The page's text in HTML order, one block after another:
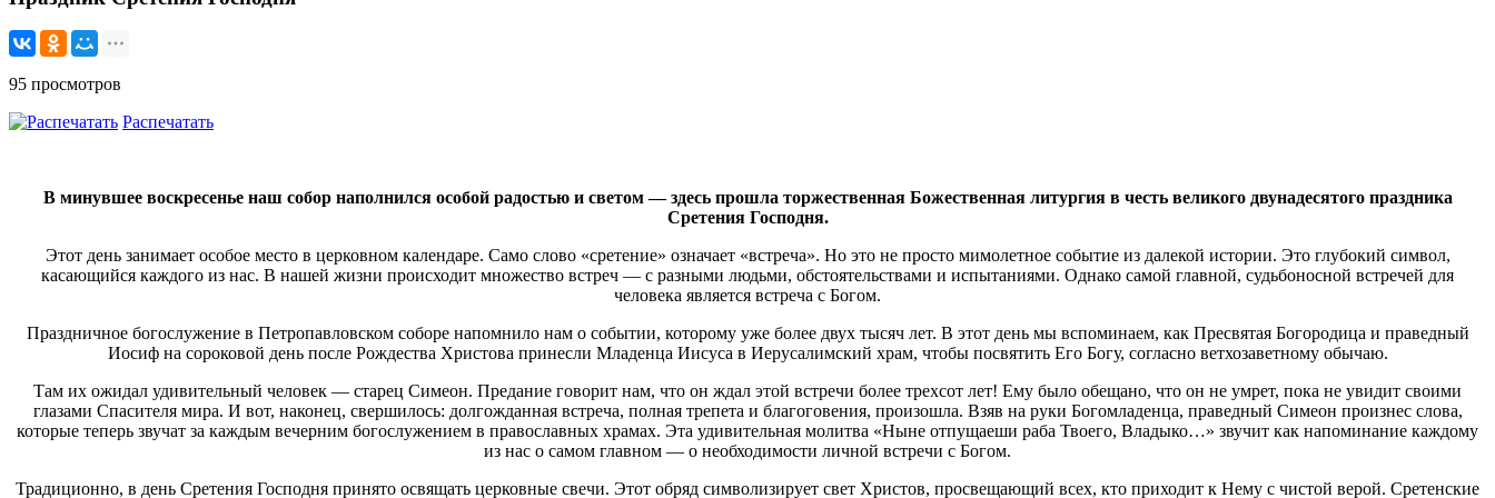
95 просмотров
Распечатать
В минувшее воскресенье наш собор наполнился особой радостью и светом — здесь прошла торжественная Божественная литургия в честь великого двунадесятого праздника
Сретения Господня.
Этот день занимает особое место в церковном календаре. Само слово «сретение» означает «встреча». Но это не просто мимолетное событие из далекой истории. Это глубокий символ,
касающийся каждого из нас. В нашей жизни происходит множество встреч — с разными людьми, обстоятельствами и испытаниями. Однако самой главной, судьбоносной встречей для
человека является встреча с Богом.
Праздничное богослужение в Петропавловском соборе напомнило нам о событии, которому уже более двух тысяч лет. В этот день мы вспоминаем, как Пресвятая Богородица и праведный
Иосиф на сороковой день после Рождества Христова принесли Младенца Иисуса в Иерусалимский храм, чтобы посвятить Его Богу, согласно ветхозаветному обычаю.
Там их ожидал удивительный человек — старец Симеон. Предание говорит нам, что он ждал этой встречи более трехсот лет! Ему было обещано, что он не умрет, пока не увидит своими
глазами Спасителя мира. И вот, наконец, свершилось: долгожданная встреча, полная трепета и благоговения, произошла. Взяв на руки Богомладенца, праведный Симеон произнес слова,
которые теперь звучат за каждым вечерним богослужением в православных храмах. Эта удивительная молитва «Ныне отпущаеши раба Твоего, Владыко…» звучит как напоминание каждому
из нас о самом главном — о необходимости личной встречи с Богом.
Традиционно, в день Сретения Господня принято освящать церковные свечи. Этот обряд символизирует свет Христов, просвещающий всех, кто приходит к Нему с чистой верой. Сретенские